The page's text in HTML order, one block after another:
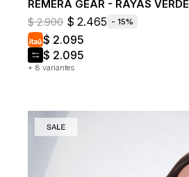
REMERA GEAR - RAYAS VERDE
+ 8 variantes
$ 2.900 $ 2.465 15
$ 2.095
$ 2.095